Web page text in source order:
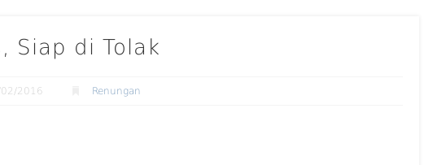
Siap di Tolak
2016 Renungan